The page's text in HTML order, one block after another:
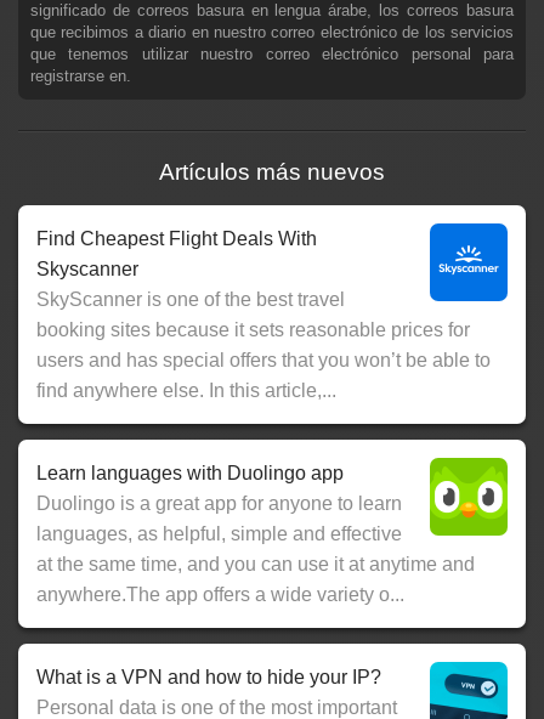
significado de correos basura en lengua árabe, los correos basura
que recibimos a diario en nuestro correo electrónico de los servicios
que tenemos utilizar nuestro correo electrónico personal para
registrarse en.
Artículos más nuevos
Find Cheapest Flight Deals With
Skyscanner
SkyScanner is one of the best travel
booking sites because it sets reasonable prices for
users and has special offers that you won’t be able to
find anywhere else. In this article,...
Learn languages with Duolingo app
Duolingo is a great app for anyone to learn
languages, as helpful, simple and effective
at the same time, and you can use it at anytime and
anywhere.The app offers a wide variety o...
What is a VPN and how to hide your IP?
Personal data is one of the most important